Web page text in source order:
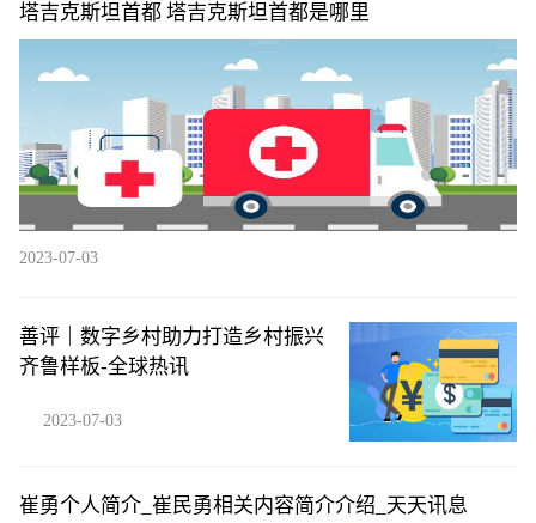
塔吉克斯坦首都 塔吉克斯坦首都是哪里
2023-07-03
善评｜数字乡村助力打造乡村振兴
齐鲁样板-全球热讯
2023-07-03
崔勇个人简介_崔民勇相关内容简介介绍_天天讯息